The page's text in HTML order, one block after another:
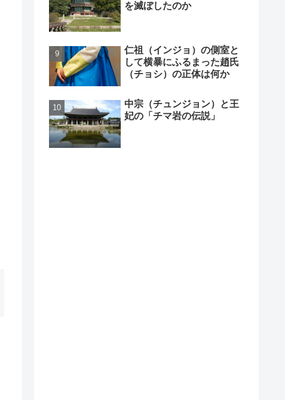
を滅ぼしたのか
仁祖（インジョ）の側室と
して横暴にふるまった趙氏
（チョシ）の正体は何か
中宗（チュンジョン）と王
妃の「チマ岩の伝説」